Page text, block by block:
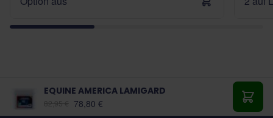
EQUINE AMERICA LAMIGARD
Ab:
78,80 € In